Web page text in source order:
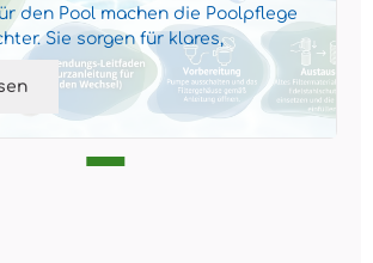
den Pool machen die Poolpflege
Sie sorgen für klares,